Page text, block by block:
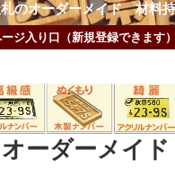
のオーダーメイド 材料
ジ入り口（新規登録できます
オーダーメイ